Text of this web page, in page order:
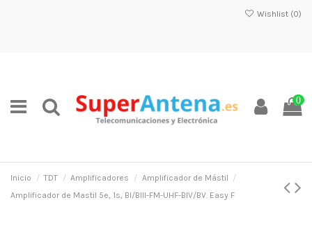
Wishlist (0)
0
Inicio TDT Amplificadores
Amplificador de Mástil
Amplificador de Mastil 5e, 1s, BI/BIII-FM-UHF-BIV/BV. Easy F